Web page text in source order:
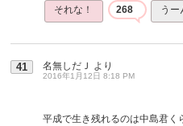
それな！ 268 う
41 名無しだＪ より
2016年1月12日 8:18 PM
平成で生き残れるのは中島君く